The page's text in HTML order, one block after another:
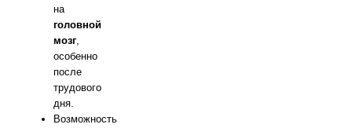
на
головной
мозг,
особенно
после
трудового
дня.
Возможность